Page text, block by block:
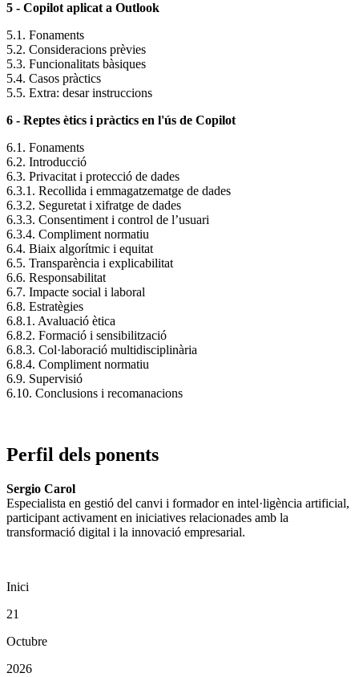
5 - Copilot aplicat a Outlook
5.1. Fonaments
5.2. Consideracions prèvies
5.3. Funcionalitats bàsiques
5.4. Casos pràctics
5.5. Extra: desar instruccions
6 - Reptes ètics i pràctics en l'ús de Copilot
6.1. Fonaments
6.2. Introducció
6.3. Privacitat i protecció de dades
6.3.1. Recollida i emmagatzematge de dades
6.3.2. Seguretat i xifratge de dades
6.3.3. Consentiment i control de l’usuari
6.3.4. Compliment normatiu
6.4. Biaix algorítmic i equitat
6.5. Transparència i explicabilitat
6.6. Responsabilitat
6.7. Impacte social i laboral
6.8. Estratègies
6.8.1. Avaluació ètica
6.8.2. Formació i sensibilització
6.8.3. Col·laboració multidisciplinària
6.8.4. Compliment normatiu
6.9. Supervisió
6.10. Conclusions i recomanacions
Perfil dels ponents
Sergio Carol
Especialista en gestió del canvi i formador en intel·ligència artificial,
participant activament en iniciatives relacionades amb la
transformació digital i la innovació empresarial.
Inici
21
Octubre
2026